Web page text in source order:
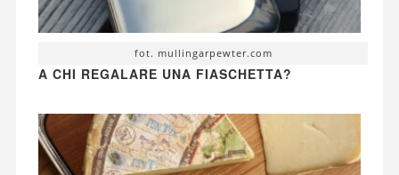
fot. mullingarpewter.com
A CHI REGALARE UNA FIASCHETTA?